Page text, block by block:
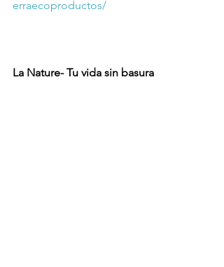
erraecoproductos/
La Nature- Tu vida sin basura